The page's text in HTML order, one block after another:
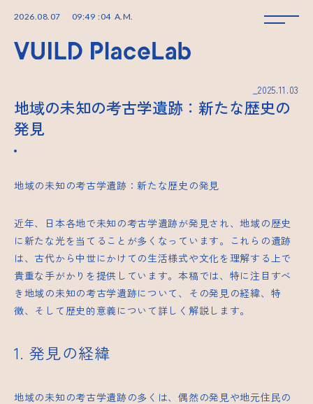
2026.08.07 09:49 :04 A.M.
_2025.11.03
地域の未知の考古学遺跡：新たな歴史の
発見
地域の未知の考古学遺跡：新たな歴史の発見
近年、日本各地で未知の考古学遺跡が発見され、地域の歴史
に新たな光を当てることが多くなっています。これらの遺跡
は、古代から中世にかけての生活様式や文化を理解する上で
貴重な手がかりを提供しています。本稿では、特に注目すべ
き地域の未知の考古学遺跡について、その発見の経緯、特
徴、そして歴史的意義について詳しく解説します。
1. 発見の経緯
地域の未知の考古学遺跡の多くは、偶然の発見や地元住民の